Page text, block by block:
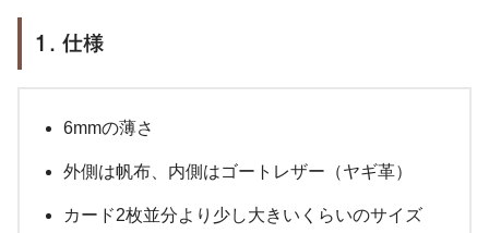
1. 仕様
6mmの薄さ
外側は帆布、内側はゴートレザー（ヤギ革）
カード2枚並分より少し大きいくらいのサイズ